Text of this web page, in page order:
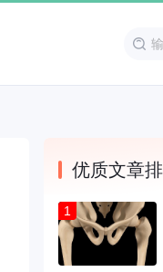
优质文章
1